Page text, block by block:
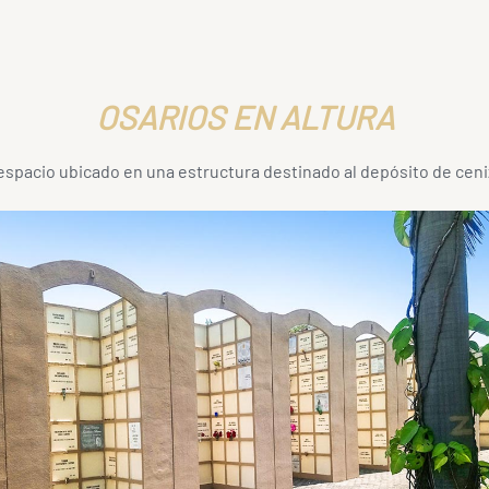
OSARIOS EN ALTURA
ubicado en una estructura destinado al depósito de